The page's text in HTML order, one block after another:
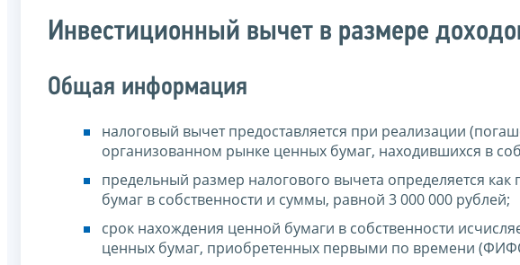
Инвестиционный вычет в размере
Общая информация
налоговый вычет предоставляется при реализации
организованном рынке ценных бумаг, находившихся в
предельный размер налогового вычета определяется
бумаг в собственности и суммы, равной 3 000 000 рублей;
срок нахождения ценной бумаги в собственности
ценных бумаг, приобретенных первыми по времени